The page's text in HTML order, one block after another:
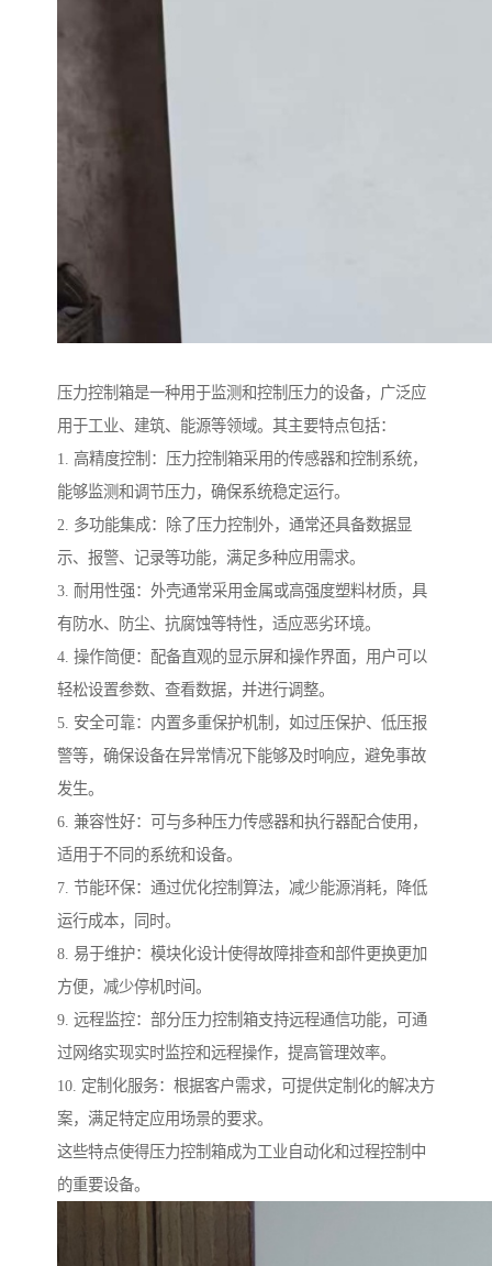
压力控制箱是一种用于监测和控制压力的设备，广泛应
用于工业、建筑、能源等领域。其主要特点包括：
1. 高精度控制：压力控制箱采用的传感器和控制系统，
能够监测和调节压力，确保系统稳定运行。
2. 多功能集成：除了压力控制外，通常还具备数据显
示、报警、记录等功能，满足多种应用需求。
3. 耐用性强：外壳通常采用金属或高强度塑料材质，具
有防水、防尘、抗腐蚀等特性，适应恶劣环境。
4. 操作简便：配备直观的显示屏和操作界面，用户可以
轻松设置参数、查看数据，并进行调整。
5. 安全可靠：内置多重保护机制，如过压保护、低压报
警等，确保设备在异常情况下能够及时响应，避免事故
发生。
6. 兼容性好：可与多种压力传感器和执行器配合使用，
适用于不同的系统和设备。
7. 节能环保：通过优化控制算法，减少能源消耗，降低
运行成本，同时。
8. 易于维护：模块化设计使得故障排查和部件更换更加
方便，减少停机时间。
9. 远程监控：部分压力控制箱支持远程通信功能，可通
过网络实现实时监控和远程操作，提高管理效率。
10. 定制化服务：根据客户需求，可提供定制化的解决方
案，满足特定应用场景的要求。
这些特点使得压力控制箱成为工业自动化和过程控制中
的重要设备。